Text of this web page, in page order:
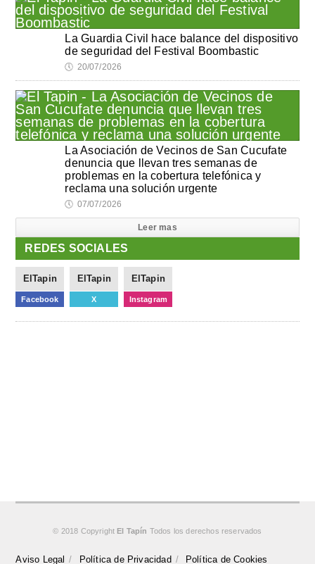
La Guardia Civil hace balance del dispositivo
de seguridad del Festival Boombastic
🕔 20/07/2026
La Asociación de Vecinos de San Cucufate
denuncia que llevan tres semanas de
problemas en la cobertura telefónica y
reclama una solución urgente
🕔 07/07/2026
Leer mas
REDES SOCIALES
ElTapin
Facebook
ElTapin
X
ElTapin
Instagram
© 2018 Copyright El Tapín Todos los derechos reservados
Aviso Legal Política de Privacidad Política de Cookies